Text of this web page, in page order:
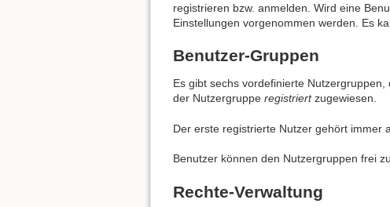
registrieren bzw. anmelden. Wird eine
Einstellungen vorgenommen werden. Es
Benutzer-Gruppen
Es gibt sechs vordefinierte
der Nutzergruppe registriertzugewiesen.
Der erste registrierte Nutzer gehört immer
Benutzer können den Nutzergruppen frei
Rechte-Verwaltung